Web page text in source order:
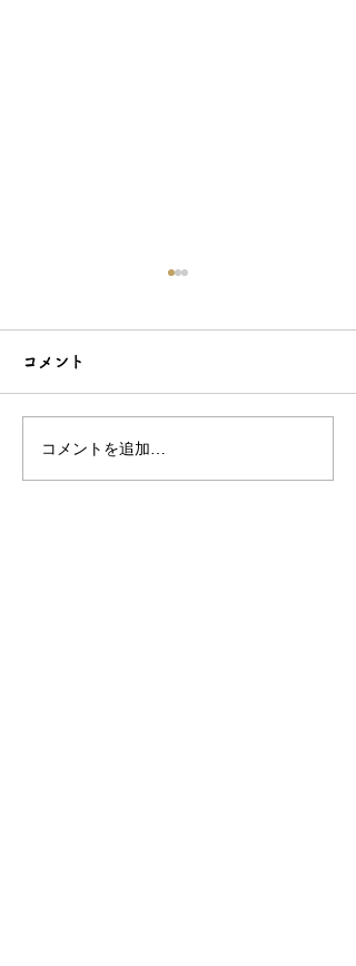
シンプルだけどエレガン
コメント
コメントを追加…